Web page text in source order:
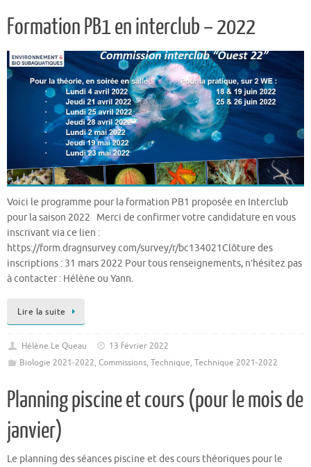
Formation PB1 en interclub – 2022
Voici le programme pour la formation PB1 proposée en Interclub
pour la saison 2022 Merci de confirmer votre candidature en vous
inscrivant via ce lien :
https://form.dragnsurvey.com/survey/r/bc134021Clôture des
inscriptions : 31 mars 2022 Pour tous renseignements, n’hésitez pas
à contacter : Hélène ou Yann.
Lire la suite
Hélène Le Queau
13 février 2022
Biologie 2021-2022, Commissions, Technique, Technique 2021-2022
Planning piscine et cours (pour le mois de
janvier)
Le planning des séances piscine et des cours théoriques pour le